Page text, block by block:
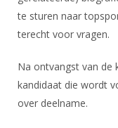
Overschrijven leden
Import inschrijvingen
NK organiseren
Promotie en logo
Bibliotheek
ALV
Touché
te sturen naar
terecht voor vragen.
Na ontvangst van de
kandidaat die wordt
over deelname.